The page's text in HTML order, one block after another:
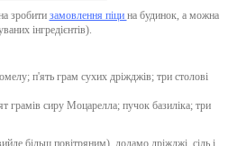
зробити замовлення піци на будинок, а можна
інгредієнтів).
п'ять грам сухих дріжджів; три столові
грамів сиру Моцарелла; пучок базиліка; три
більш повітряним), додамо дріжджі, сіль і